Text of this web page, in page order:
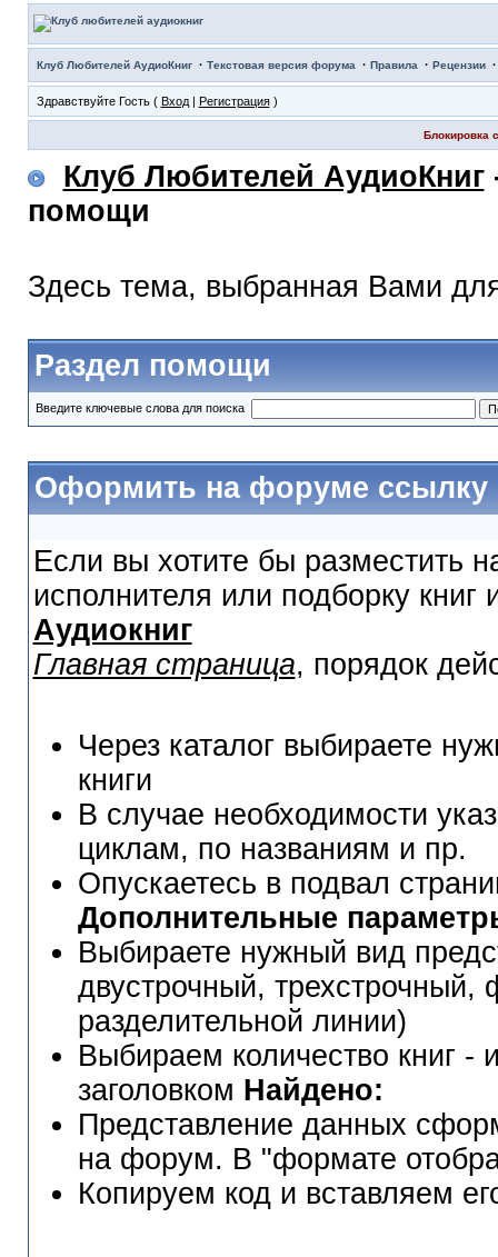
Клуб Любителей АудиоКниг· Текстовая версия форума · Правила · Рецензии
Здравствуйте Гость ( Вход| Регистрация)
Блокировка
Клуб Любителей АудиоКниг
помощи
Здесь тема, выбранная Вами
Раздел помощи
Введите ключевые слова для поиска
Оформить на форуме ссылку
Если вы хотите бы разместить
исполнителя или подборку книг
Аудиокниг
Главная страница, порядок
Через каталог выбираете
книги
В случае необходимости
циклам, по названиям и пр.
Опускаетесь в подвал
Дополнительные
Выбираете нужный вид
двустрочный,
разделительной линии)
Выбираем количество книг -
заголовком Найдено:
Представление данных
на форум. В "формате
Копируем код и вставляем